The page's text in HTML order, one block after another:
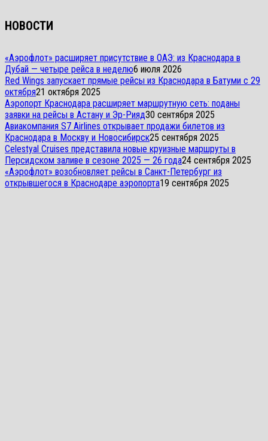
НОВОСТИ
«Аэрофлот» расширяет присутствие в ОАЭ: из Краснодара в
Дубай — четыре рейса в неделю6 июля 2026
Red Wings запускает прямые рейсы из Краснодара в Батуми с 29
октября21 октября 2025
Аэропорт Краснодара расширяет маршрутную сеть: поданы
заявки на рейсы в Астану и Эр-Рияд30 сентября 2025
Авиакомпания S7 Airlines открывает продажи билетов из
Краснодара в Москву и Новосибирск25 сентября 2025
Celestyal Cruises представила новые круизные маршруты в
Персидском заливе в сезоне 2025 — 26 года24 сентября 2025
«Аэрофлот» возобновляет рейсы в Санкт-Петербург из
открывшегося в Краснодаре аэропорта19 сентября 2025